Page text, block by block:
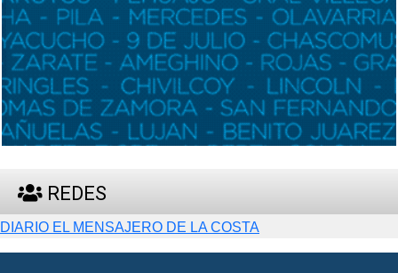
REDES
DIARIO EL MENSAJERO DE LA COSTA